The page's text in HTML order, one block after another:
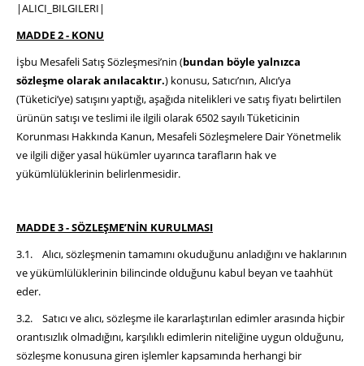
|ALICI_BILGILERI|
MADDE 2 - KONU
İşbu Mesafeli Satış Sözleşmesi’nin (bundan böyle yalnızca
sözleşme olarak anılacaktır.) konusu, Satıcı’nın, Alıcı’ya
(Tüketici’ye) satışını yaptığı, aşağıda nitelikleri ve satış fiyatı belirtilen
ürünün satışı ve teslimi ile ilgili olarak 6502 sayılı Tüketicinin
Korunması Hakkında Kanun, Mesafeli Sözleşmelere Dair Yönetmelik
ve ilgili diğer yasal hükümler uyarınca tarafların hak ve
yükümlülüklerinin belirlenmesidir.
MADDE 3 - SÖZLEŞME’NİN KURULMASI
3.1. Alıcı, sözleşmenin tamamını okuduğunu anladığını ve haklarının
ve yükümlülüklerinin bilincinde olduğunu kabul beyan ve taahhüt
eder.
3.2. Satıcı ve alıcı, sözleşme ile kararlaştırılan edimler arasında hiçbir
orantısızlık olmadığını, karşılıklı edimlerin niteliğine uygun olduğunu,
sözleşme konusuna giren işlemler kapsamında herhangi bir